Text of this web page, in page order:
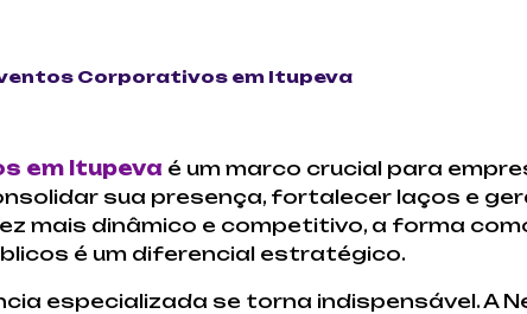
Corporativos em Itupeva
em Itupeva é um marco crucial para
sua presença, fortalecer laços e
mais dinâmico e competitivo, a forma
é um diferencial estratégico.
especializada se torna indispensável. A